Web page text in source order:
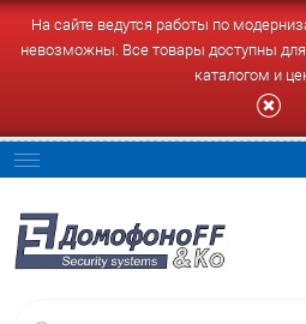
На сайте ведутся работы по
невозможны. Все товары доступны
каталогом и